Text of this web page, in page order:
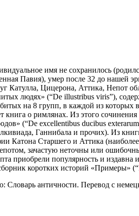
имя не сохранилось
Павия), умер после 32 до нашей
Катулла, Цицерона, Аттика, Непот
людях» (“De illustribus viris”),
на 8 групп, в каждой из которых
книга о римлянах. Из этого
(“De excellentibus ducibus
Ганнибала и прочих). Из
Катона Старшего и Аттика
зачастую неточны или
приобрели популярность и
коротких историй «Примеры»
Словарь античности. Перевод с